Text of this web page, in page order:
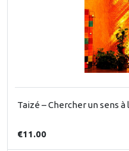
Taizé – Chercher un sens à
€11.00